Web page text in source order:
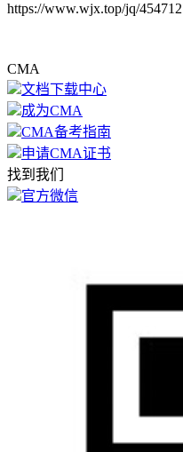
https://www.wjx.top/jq/
CMA
文档下载中心
成为CMA
CMA备考指南
申请CMA证书
找到我们
官方微信